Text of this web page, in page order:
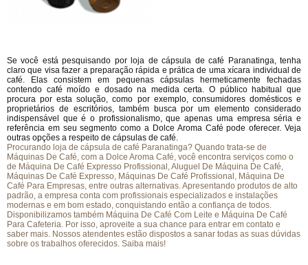
Se você está pesquisando por loja de cápsula de café Paranatinga, tenha
claro que visa fazer a preparação rápida e prática de uma xícara individual de
café. Elas consistem em pequenas cápsulas hermeticamente fechadas
contendo café moído e dosado na medida certa. O público habitual que
procura por esta solução, como por exemplo, consumidores domésticos e
proprietários de escritórios, também busca por um elemento considerado
indispensável que é o profissionalismo, que apenas uma empresa séria e
referência em seu segmento como a Dolce Aroma Café pode oferecer. Veja
outras opções a respeito de cápsulas de café.
Procurando loja de cápsula de café Paranatinga? Quando trata-se de
Máquinas De Café, com a Dolce Aroma Café, você encontra serviços como o
de Máquina De Café Expresso Profissional, Aluguel De Máquina De Café,
Máquinas De Café Expresso, Máquinas De Café Profissional, Máquina De
Café Para Empresas, entre outras alternativas. Apresentando produtos de alto
padrão, a empresa conta com profissionais especializados e instalações
modernas e em bom estado, conquistando então a confiança de todos.
Disponibilizamos também Máquina De Café Com Leite e Máquina De Café
Para Cafeteria. Por isso, aproveite a sua chance para entrar em contato e
saber mais. Nossos atendentes estão dispostos a sanar todas as suas dúvidas
sobre os trabalhos oferecidos. Saiba mais!